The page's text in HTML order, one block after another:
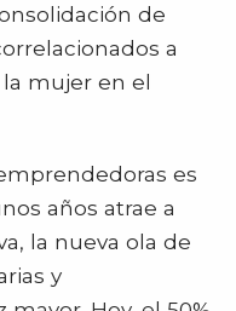
de
a
mujer en el
es
años atrae a
la nueva ola de
y